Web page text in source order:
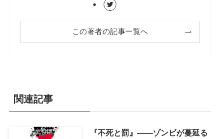
この著者の記事一覧へ
関連記事
『不死と罰』――ゾンビが蔓延る